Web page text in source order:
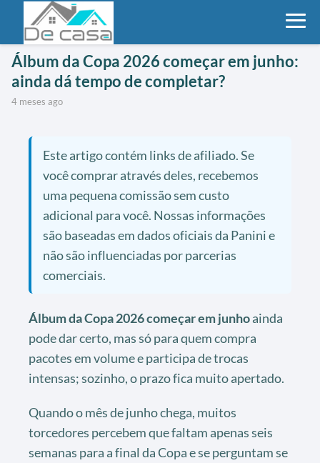
Álbum da Copa 2026 começar em junho:
ainda dá tempo de completar?
4 meses ago
Este artigo contém links de afiliado. Se
você comprar através deles, recebemos
uma pequena comissão sem custo
adicional para você. Nossas informações
são baseadas em dados oficiais da Panini e
não são influenciadas por parcerias
comerciais.
Álbum da Copa 2026 começar em junhoainda
pode dar certo, mas só para quem compra
pacotes em volume e participa de trocas
intensas; sozinho, o prazo fica muito apertado.
Quando o mês de junho chega, muitos
torcedores percebem que faltam apenas seis
semanas para a final da Copa e se perguntam se